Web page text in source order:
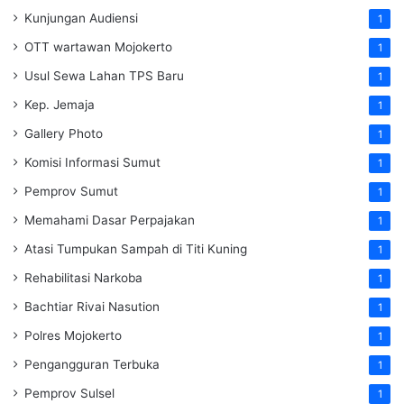
Kunjungan Audiensi 1
OTT wartawan Mojokerto 1
Usul Sewa Lahan TPS Baru 1
Kep. Jemaja 1
Gallery Photo 1
Komisi Informasi Sumut 1
Pemprov Sumut 1
Memahami Dasar Perpajakan 1
Atasi Tumpukan Sampah di Titi Kuning 1
Rehabilitasi Narkoba 1
Bachtiar Rivai Nasution 1
Polres Mojokerto 1
Pengangguran Terbuka 1
Pemprov Sulsel 1